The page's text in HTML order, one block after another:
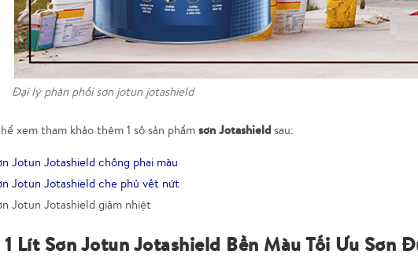
Đại lý phân phối sơn jotun jotashield
xem tham khảo thêm 1 số sản phẩm sơn Jotashieldsau:
Jotun Jotashield chống phai màu
Jotun Jotashield che phủ vết nứt
Jotun Jotashield giảm nhiệt
1 Lít Sơn Jotun Jotashield Bền Màu Tối Ưu Sơn